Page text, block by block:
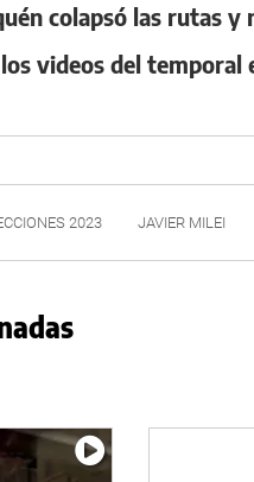
colapsó las rutas y
videos del temporal
2023 JAVIER MILEI